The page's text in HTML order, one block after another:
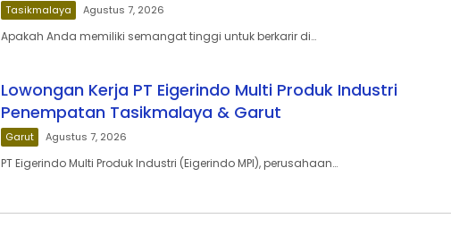
Tasikmalaya Agustus 7, 2026
Apakah Anda memiliki semangat tinggi untuk berkarir di…
Lowongan Kerja PT Eigerindo Multi Produk Industri
Penempatan Tasikmalaya & Garut
Garut Agustus 7, 2026
PT Eigerindo Multi Produk Industri (Eigerindo MPI), perusahaan…